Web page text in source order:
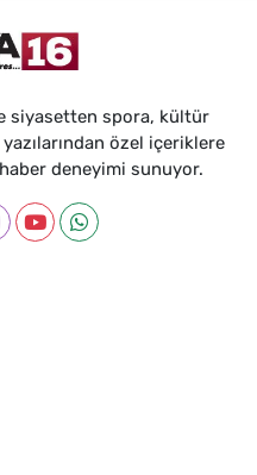
siyasetten spora, kültür
özel içeriklere
deneyimi sunuyor.